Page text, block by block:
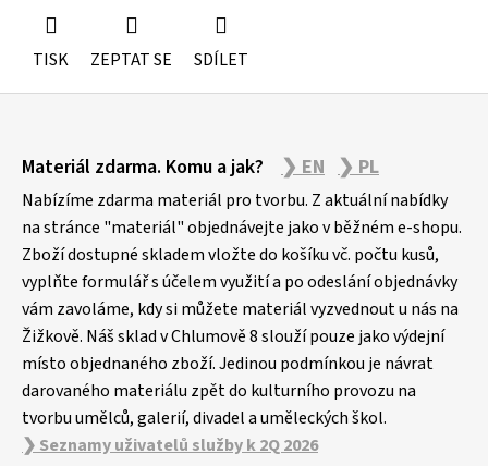
TISK ZEPTAT SE SDÍLET
Materiál zdarma. Komu a jak? ❯ EN ❯ PL
Nabízíme zdarma materiál pro tvorbu. Z aktuální nabídky
na stránce "materiál" objednávejte jako v běžném e-shopu.
Zboží dostupné skladem vložte do košíku vč. počtu kusů,
vyplňte formulář s účelem využití a po odeslání objednávky
vám zavoláme, kdy si můžete materiál vyzvednout u nás na
Žižkově. Náš sklad v Chlumově 8 slouží pouze jako výdejní
místo objednaného zboží. Jedinou podmínkou je návrat
darovaného materiálu zpět do kulturního provozu na
tvorbu umělců, galerií, divadel a uměleckých škol.
❯ Seznamy uživatelů služby k 2Q 2026